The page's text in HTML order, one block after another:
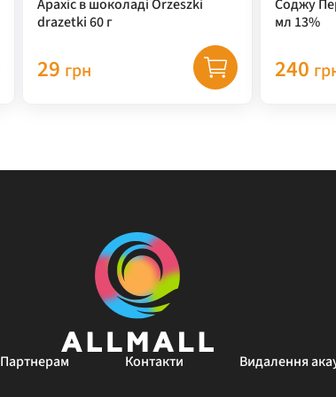
Арахіс в шоколаді Orzeszki
drazetki 60 г
29 грн
Соджу
мл 13%
240
Партнерам Контакти Видалення